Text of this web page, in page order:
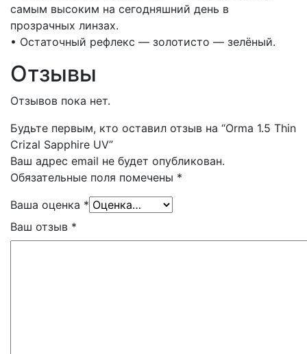
самым высоким на сегодняшний день в
прозрачных линзах.
• Остаточный рефлекс — золотисто — зелёный.
Отзывы
Отзывов пока нет.
Будьте первым, кто оставил отзыв на “Orma 1.5 Thin
Crizal Sapphire UV”
Ваш адрес email не будет опубликован.
Обязательные поля помечены *
Ваша оценка *
Ваш отзыв *